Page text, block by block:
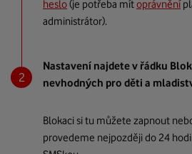
heslo(je potřeba mítoprávnění
administrátor).
Nastavení najdete v řádku
nevhodných pro děti a
Blokaci si tu můžete zapnout
provedeme nejpozději do 24